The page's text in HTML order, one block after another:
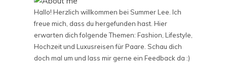
Hallo! Herzlich willkommen bei Summer Lee. Ich
freue mich, dass du hergefunden hast. Hier
erwarten dich folgende Themen: Fashion, Lifestyle,
Hochzeit und Luxusreisen für Paare. Schau dich
doch mal um und lass mir gerne ein Feedback da :)